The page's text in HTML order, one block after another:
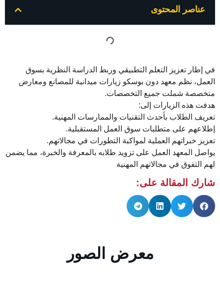
عناصر المحتوى
في إطار تعزيز التعلم التطبيقي وربط الدراسة النظرية بسوق
العمل، نظم معهد دون بوسكو زيارات ميدانية للمصانع ومعارض
متخصصة شملت جميع التخصصات.
هدفت هذه الزيارات إلى:
تعريف الطلاب بأحدث التقنيات والممارسات المهنية.
إطلاعهم على متطلبات سوق العمل المستقبلية.
تعزيز خبراتهم العملية لمواكبة التطورات في مجالاتهم.
يواصل المعهد العمل على تزويد طلابه بالمعرفة والخبرة، مما يضمن
لهم التفوق في مجالاتهم المهنية
شارك المقالة على:
معرض الصور